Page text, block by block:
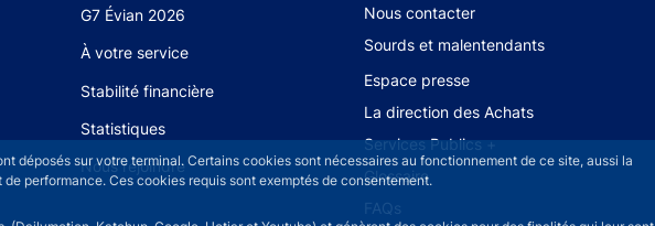
déposés sur votre terminal. Certains cookies sont nécessaires au fonctionnement de ce site, aussi la
performance. Ces cookies requis sont exemptés de consentement.
G7 Évian 2026
À votre service
Stabilité financière
Statistiques
Nous rejoindre
Footer secondary menu
Nous contacter
Sourds et malentendants
Espace presse
La direction des Achats
Services Publics +
Glossaire
FAQs